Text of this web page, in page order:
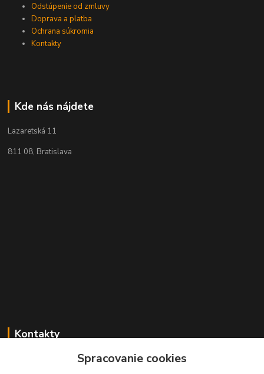
Odstúpenie od zmluvy
Doprava a platba
Ochrana súkromia
Kontakty
Kde nás nájdete
Lazaretská 11
811 08, Bratislava
Kontakty
+421 2 529 67 411Spracovanie cookies